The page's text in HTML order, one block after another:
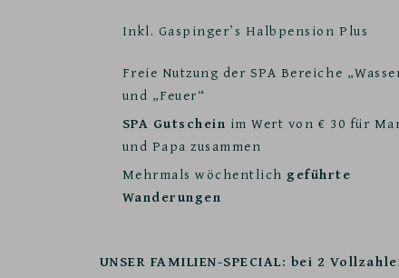
Inkl. Gaspinger’s Halbpension Plus
Freie Nutzung der SPA Bereiche
und „Feuer“
SPA Gutschein im Wert von € 30 für
und Papa zusammen
Mehrmals wöchentlichgeführte
Wanderungen
UNSER FAMILIEN-SPECIAL: bei 2